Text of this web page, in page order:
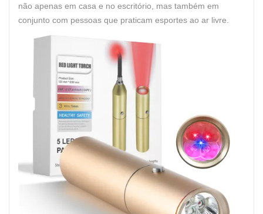
não apenas em casa e no escritório, mas também em
conjunto com pessoas que praticam esportes ao ar livre.